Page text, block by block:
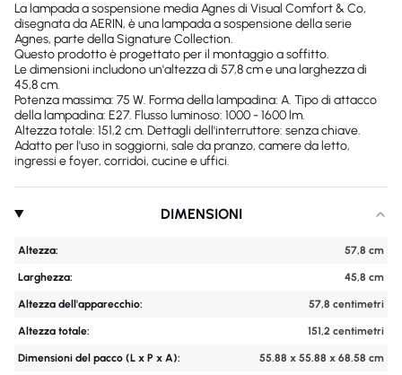
La lampada a sospensione media Agnes di Visual Comfort & Co,
disegnata da AERIN, è una lampada a sospensione della serie
Agnes, parte della Signature Collection.
Questo prodotto è progettato per il montaggio a soffitto.
Le dimensioni includono un'altezza di 57,8 cm e una larghezza di
45,8 cm.
Potenza massima: 75 W. Forma della lampadina: A. Tipo di attacco
della lampadina: E27. Flusso luminoso: 1000 - 1600 lm.
Altezza totale: 151,2 cm. Dettagli dell'interruttore: senza chiave.
Adatto per l'uso in soggiorni, sale da pranzo, camere da letto,
ingressi e foyer, corridoi, cucine e uffici.
DIMENSIONI
Altezza: 57,8 cm
Larghezza: 45,8 cm
Altezza dell'apparecchio: 57,8 centimetri
Altezza totale: 151,2 centimetri
Dimensioni del pacco (L x P x A): 55.88 x 55.88 x 68.58 cm